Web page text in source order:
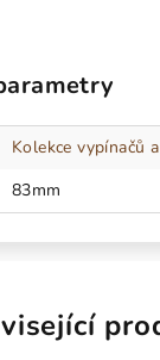
Kolekce vypínačů
83mm